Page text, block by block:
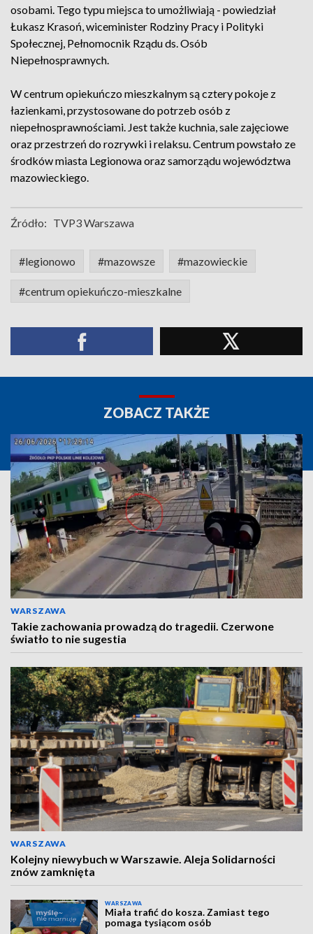
osobami. Tego typu miejsca to umożliwiają - powiedział
Łukasz Krasoń, wiceminister Rodziny Pracy i Polityki
Społecznej, Pełnomocnik Rządu ds. Osób
Niepełnosprawnych.
W centrum opiekuńczo mieszkalnym są cztery pokoje z
łazienkami, przystosowane do potrzeb osób z
niepełnosprawnościami. Jest także kuchnia, sale zajęciowe
oraz przestrzeń do rozrywki i relaksu. Centrum powstało ze
środków miasta Legionowa oraz samorządu województwa
mazowieckiego.
Źródło: TVP3 Warszawa
#legionowo #mazowsze #mazowieckie
#centrum opiekuńczo-mieszkalne
ZOBACZ TAKŻE
WARSZAWA
Takie zachowania prowadzą do tragedii. Czerwone
światło to nie sugestia
WARSZAWA
Kolejny niewybuch w Warszawie. Aleja Solidarności
znów zamknięta
WARSZAWA
Miała trafić do kosza. Zamiast tego
pomaga tysiącom osób